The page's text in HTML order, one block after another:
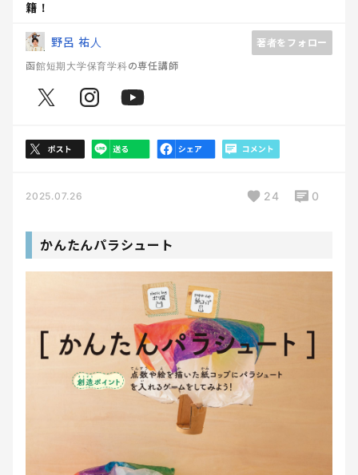
籍！
野呂 祐人
著者をフォロー
函館短期大学保育学科の専任講師
2025.07.26 24 0
かんたんパラシュート